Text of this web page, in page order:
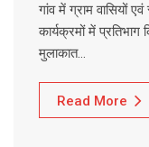
गांव में ग्राम वासियों एवं
कार्यक्रमों में प्रतिभाग
मुलाकात…
Read More